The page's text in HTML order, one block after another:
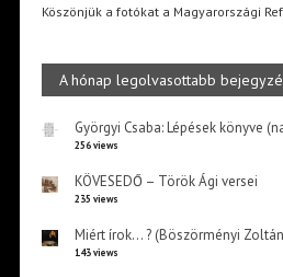
Köszönjük a fotókat a Magyarországi
A hónap legolvasottabb
Györgyi Csaba: Lépések könyve
256 views
KÖVESEDŐ – Török Ági versei
235 views
Miért írok… ? (Böszörményi
143 views